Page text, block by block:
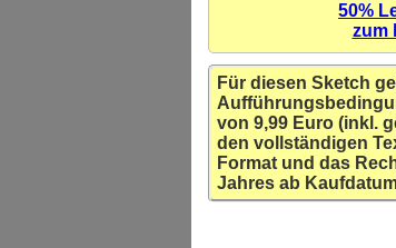
50%
zum
Für diesen Sketch
von 9,99 Euro (inkl.
den vollständigen
Format und das
Jahres ab